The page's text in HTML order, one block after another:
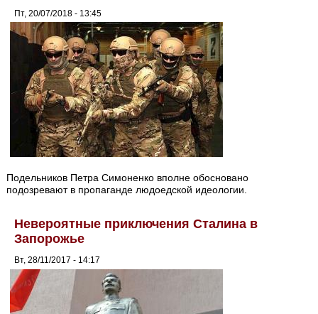
Пт, 20/07/2018 - 13:45
Подельников Петра Симоненко вполне обосновано
подозревают в пропаганде людоедской идеологии.
Невероятные приключения Сталина в
Запорожье
Вт, 28/11/2017 - 14:17